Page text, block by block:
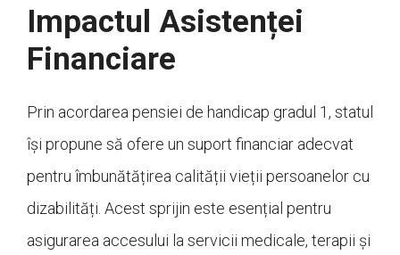
Impactul Asistenței
Financiare
Prin acordarea pensiei de handicap gradul 1, statul
își propune să ofere un suport financiar adecvat
pentru îmbunătățirea calității vieții persoanelor cu
dizabilități. Acest sprijin este esențial pentru
asigurarea accesului la servicii medicale, terapii și